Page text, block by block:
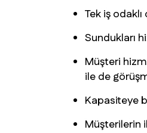
Tek iş
Sundukları
Müşteri
ile de
Kapasiteye
Müşterilerin